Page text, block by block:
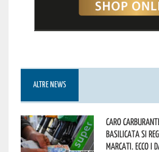
ALTRE NEWS
Caro
Basilicata si
marcati. Ecco i